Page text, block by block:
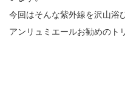
今回はそんな紫外線を沢山浴
アンリュミエールお勧めのト